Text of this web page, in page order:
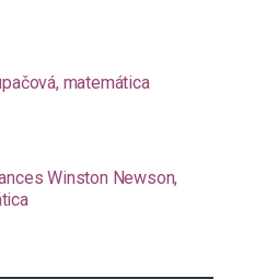
matemática
Winston Newson,